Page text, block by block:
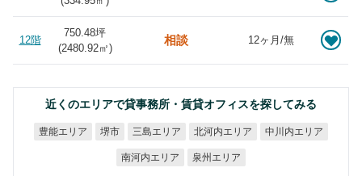
12階
750.48坪
(2480.92㎡)
相談 12ヶ月/無
近くのエリアで貸事務所・賃貸オフィスを探してみる
豊能エリア 堺市 三島エリア 北河内エリア 中川内エリア
南河内エリア 泉州エリア